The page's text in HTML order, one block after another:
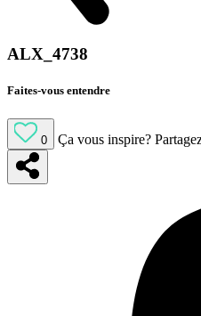
ALX_4738
Faites-vous entendre
0 Ça vous inspire?